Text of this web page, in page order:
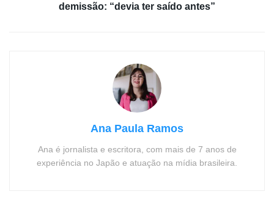
demissão: “devia ter saído antes”
Ana Paula Ramos
Ana é jornalista e escritora, com mais de 7 anos de
experiência no Japão e atuação na mídia brasileira.